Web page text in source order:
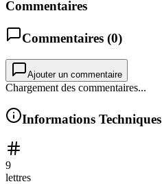
Commentaires
Commentaires (0)
Ajouter un commentaire
Chargement des commentaires...
Informations Techniques
9
lettres